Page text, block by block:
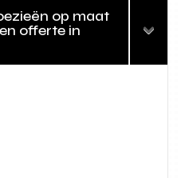
op maat
offerte in